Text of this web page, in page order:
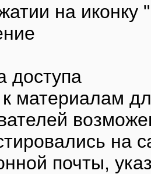
на иконку
доступа
материалам
на
почты,